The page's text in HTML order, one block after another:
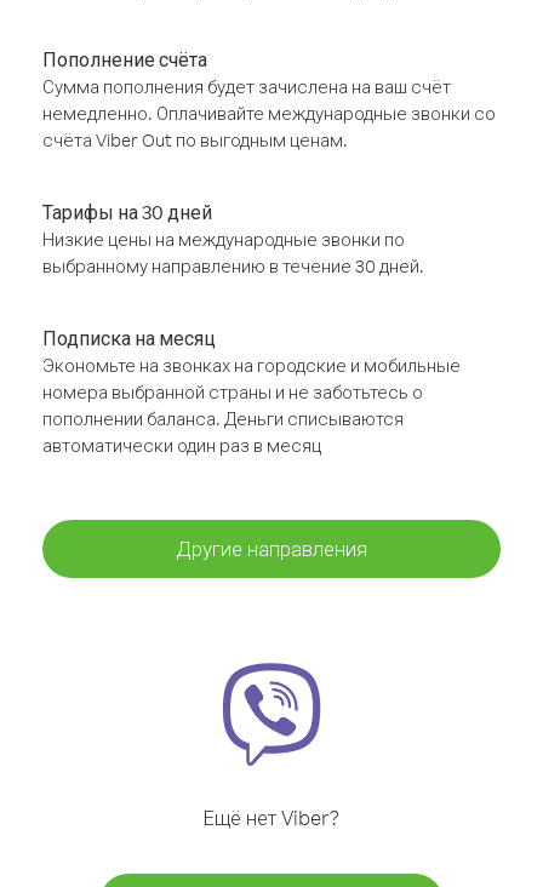
Пополнение счёта
Сумма пополнения будет зачислена на ваш счёт
немедленно. Оплачивайте международные звонки со
счёта Viber Out по выгодным ценам.
Тарифы на 30 дней
Низкие цены на международные звонки по
выбранному направлению в течение 30 дней.
Подписка на месяц
Экономьте на звонках на городские и мобильные
номера выбранной страны и не заботьтесь о
пополнении баланса. Деньги списываются
автоматически один раз в месяц
Другие направления
Ещё нет Viber?